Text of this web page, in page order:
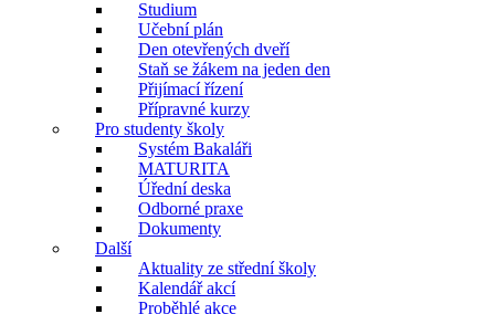
Studium
Učební plán
Den otevřených dveří
Staň se žákem na jeden den
Přijímací řízení
Přípravné kurzy
Pro studenty školy
Systém Bakaláři
MATURITA
Úřední deska
Odborné praxe
Dokumenty
Další
Aktuality ze střední školy
Kalendář akcí
Proběhlé akce